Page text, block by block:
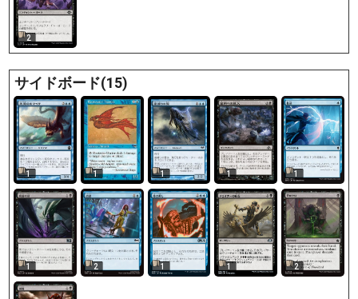
2
サイドボード(15)
1 1 1 1 1
1 2 1 1 2